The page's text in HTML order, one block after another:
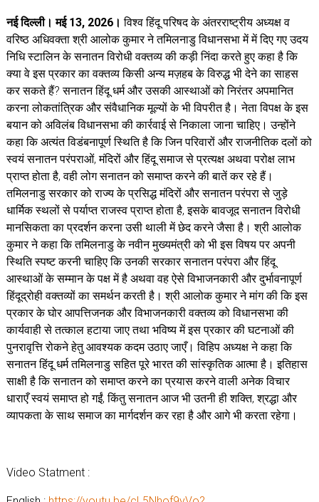
नई दिल्ली। मई 13, 2026। विश्व हिंदू परिषद के अंतरराष्ट्रीय अध्यक्ष व
वरिष्ठ अधिवक्ता श्री आलोक कुमार ने तमिलनाडु विधानसभा में में दिए गए उदय
निधि स्टालिन के सनातन विरोधी वक्तव्य की कड़ी निंदा करते हुए कहा है कि
क्या वे इस प्रकार का वक्तव्य किसी अन्य मज़हब के विरुद्ध भी देने का साहस
कर सकते हैं? सनातन हिंदू धर्म और उसकी आस्थाओं को निरंतर अपमानित
करना लोकतांत्रिक और संवैधानिक मूल्यों के भी विपरीत है। नेता विपक्ष के इस
बयान को अविलंब विधानसभा की कार्रवाई से निकाला जाना चाहिए। उन्होंने
कहा कि अत्यंत विडंबनापूर्ण स्थिति है कि जिन परिवारों और राजनीतिक दलों को
स्वयं सनातन परंपराओं, मंदिरों और हिंदू समाज से प्रत्यक्ष अथवा परोक्ष लाभ
प्राप्त होता है, वही लोग सनातन को समाप्त करने की बातें कर रहे हैं।
तमिलनाडु सरकार को राज्य के प्रसिद्ध मंदिरों और सनातन परंपरा से जुड़े
धार्मिक स्थलों से पर्याप्त राजस्व प्राप्त होता है, इसके बावजूद सनातन विरोधी
मानसिकता का प्रदर्शन करना उसी थाली में छेद करने जैसा है। श्री आलोक
कुमार ने कहा कि तमिलनाडु के नवीन मुख्यमंत्री को भी इस विषय पर अपनी
स्थिति स्पष्ट करनी चाहिए कि उनकी सरकार सनातन परंपरा और हिंदू
आस्थाओं के सम्मान के पक्ष में है अथवा वह ऐसे विभाजनकारी और दुर्भावनापूर्ण
हिंदूद्रोही वक्तव्यों का समर्थन करती है। श्री आलोक कुमार ने मांग की कि इस
प्रकार के घोर आपत्तिजनक और विभाजनकारी वक्तव्य को विधानसभा की
कार्यवाही से तत्काल हटाया जाए तथा भविष्य में इस प्रकार की घटनाओं की
पुनरावृत्ति रोकने हेतु आवश्यक कदम उठाए जाएँ। विहिप अध्यक्ष ने कहा कि
सनातन हिंदू धर्म तमिलनाडु सहित पूरे भारत की सांस्कृतिक आत्मा है। इतिहास
साक्षी है कि सनातन को समाप्त करने का प्रयास करने वाली अनेक विचार
धाराएँ स्वयं समाप्त हो गईं, किंतु सनातन आज भी उतनी ही शक्ति, श्रद्धा और
व्यापकता के साथ समाज का मार्गदर्शन कर रहा है और आगे भी करता रहेगा।
Video Statment :